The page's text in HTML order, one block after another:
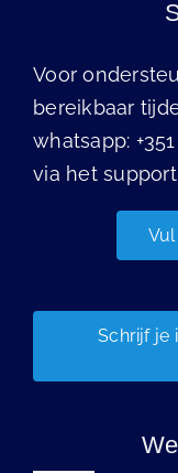
Voor
bereikbaar
whatsapp:
via het
Schrijf je